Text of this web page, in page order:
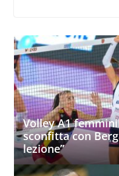
Volley A1
sconfitta con
lezione”